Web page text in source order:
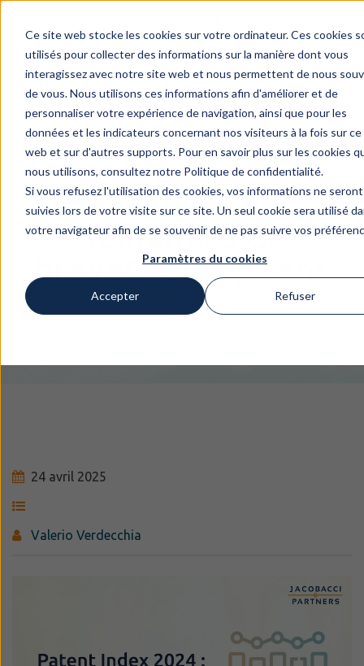
Ce site web stocke les cookies sur votre ordinateur. Ces cookies
utilisés pour collecter des informations sur la manière dont vous
interagissez avec notre site web et nous permettent de nous
de vous. Nous utilisons ces informations afin d'améliorer et de
personnaliser votre expérience de navigation, ainsi que pour les
données et les indicateurs concernant nos visiteurs à la fois sur
web et sur d'autres supports. Pour en savoir plus sur les cookies
nous utilisons, consultez notre Politique de confidentialité.
Si vous refusez l'utilisation des cookies, vos informations ne
suivies lors de votre visite sur ce site. Un seul cookie sera utilisé
votre navigateur afin de se souvenir de ne pas suivre vos
Paramètres du cookies
Accepter Refuser
Patent Index 2024 :
tendances des
demandes de
brevets européens
24 avril 2025
Valerio Verdecchia